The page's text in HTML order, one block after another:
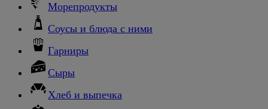
Морепродукты
Соусы и блюда с ними
Гарниры
Сыры
Хлеб и выпечка